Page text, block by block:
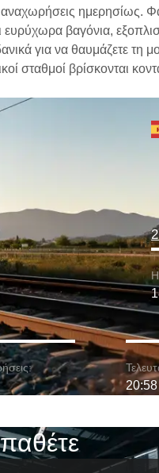
ημερησίως.
βαγόνια,
για να θαυμάζετε τη
σταθμοί βρίσκονται
20:58